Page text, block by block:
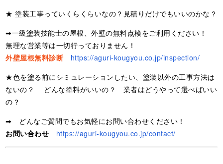
★ 塗装工事っていくらくらいなの？見積りだけでもいいのかな？
➡一級塗装技能士の屋根、外壁の無料点検をご利用ください！
無理な営業等は一切行っておりません！
外壁屋根無料診断
https://aguri-kougyou.co.jp/inspection/
★色を塗る前にシミュレーションしたい、塗装以外の工事方法は
ないの？ どんな塗料がいいの？ 業者はどうやって選べばいい
の？
➡ どんなご質問でもお気軽にお問い合わせください！
お問い合わせ
https://aguri-kougyou.co.jp/contact/